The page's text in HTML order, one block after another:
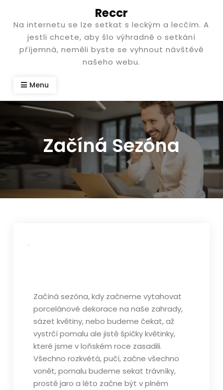
content
Reccr
Na internetu se lze setkat s leckým a lecčím. A
jestli chcete, aby šlo výhradně o setkání
příjemná, neměli byste se vyhnout návštěvě
našeho webu.
Menu
Začíná Sezóna
Začíná sezóna, kdy začneme vytahovat
porcelánové dekorace na naše zahrady,
sázet květiny, nebo budeme čekat, až
vystrčí pomalu ale jistě špičky květinky,
které jsme v loňském roce zasadili.
Všechno rozkvétá, pučí, začne všechno
vonět, pomalu budeme sekat trávníky,
prostě jaro a léto začne být v plném